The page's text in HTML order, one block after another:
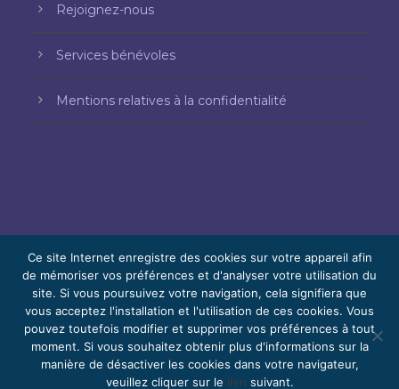
Rejoignez-nous
Services bénévoles
Mentions relatives à la confidentialité
© 2026 Bello, Gallardo, Bonequi et García,
S.C.
Contenu traduit automatiquement. La
précision peut varier selon la langue.
Ce site Internet enregistre des cookies sur votre appareil afin
de mémoriser vos préférences et d'analyser votre utilisation du
site. Si vous poursuivez votre navigation, cela signifiera que
vous acceptez l'installation et l'utilisation de ces cookies. Vous
pouvez toutefois modifier et supprimer vos préférences à tout
moment. Si vous souhaitez obtenir plus d'informations sur la
manière de désactiver les cookies dans votre navigateur,
veuillez cliquer sur le lien suivant.